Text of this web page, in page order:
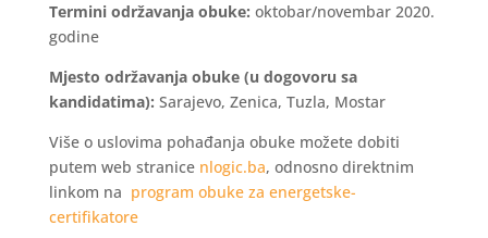
Termini održavanja obuke: oktobar/novembar 2020.
godine
Mjesto održavanja obuke (u dogovoru sa
kandidatima): Sarajevo, Zenica, Tuzla, Mostar
Više o uslovima pohađanja obuke možete dobiti
putem web stranice nlogic.ba, odnosno direktnim
linkom na program obuke za energetske-
certifikatore